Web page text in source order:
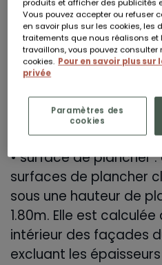
DÉTERMINER LA
SOUHAITÉE
Les démarches varient
dimensions de l’abri.
quelles mesures
deux types de
• surface de plancher
surfaces de plancher
sous une hauteur de
1.80m. Elle est
intérieur des façades
excluant les épaisseurs
produits et afficher des publicités
Vous pouvez accepter ou refuser
en savoir plus sur les cookies, les
traitements que nous réalisons
travaillons, vous pouvez
cookies. Pour en savoir plus
privée
Paramètres des
cookies